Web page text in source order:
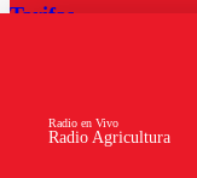
Radio Agricultura
Radio en Vivo
Tarifas